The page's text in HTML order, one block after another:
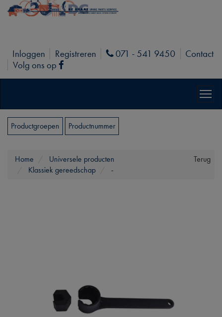
Inloggen Registreren Phone
071 - 541 9450
Contact
Volg ons op
Facebook
Productgroepen Productnummer
Terug
Home
Universele producten
Klassiek gereedschap
-